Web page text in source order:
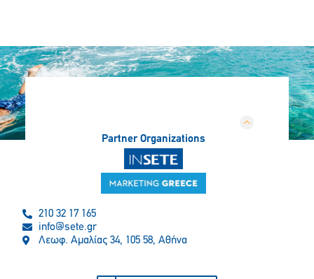
Partner Organizations
210 32 17 165
info@sete.gr
Λεωφ. Αμαλίας 34, 105 58, Αθήνα